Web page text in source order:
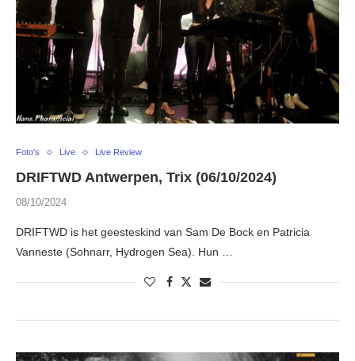
Foto's Live Live Review
DRIFTWD Antwerpen, Trix (06/10/2024)
08/10/2024
DRIFTWD is het geesteskind van Sam De Bock en Patricia
Vanneste (Sohnarr, Hydrogen Sea). Hun …